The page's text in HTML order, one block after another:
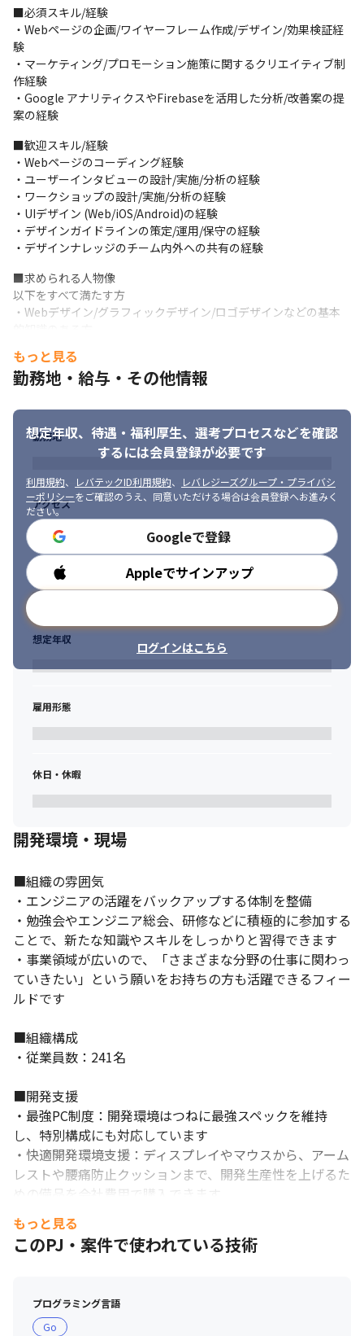
制度など、働きやすく、社員同士が活発にコミュニケーションを
図れる環境が整っています
■必須スキル/経験
・Webページの企画/ワイヤーフレーム作成/デザイン/効果検証経
験
・マーケティング/プロモーション施策に関するクリエイティブ制
作経験
・Google アナリティクスやFirebaseを活用した分析/改善案の提
案の経験
■歓迎スキル/経験
・Webページのコーディング経験
・ユーザーインタビューの設計/実施/分析の経験
・ワークショップの設計/実施/分析の経験
・UIデザイン (Web/iOS/Android)の経験
・デザインガイドラインの策定/運用/保守の経験
・デザインナレッジのチーム内外への共有の経験
■求められる人物像
以下をすべて満たす方
・Webデザイン/グラフィックデザイン/ロゴデザインなどの基本
方
・自らが自社サービスのファンであり、その成長に情熱を込めら
・デザインのチカラで、サービスも会社も、もっと良くなるとい
う熱い気持ちがある方
・サービスを育てることを楽しみ、主体性を持って取り組める方
ジをシェアし、周りに良い影響を与える方
・本当の意味で「創る」ためには創って終わりではなく、むしろ
リリースしてからがスタートだと思っている方
さらに、以下のいずれかを満たす方
・エンジニアリングに関する基本的な理解のある方
・Human Interface Guidelinesなどの基本的知識のある方
・会計に関する基本的な知識のある方
・プロトタイピングを活用した仮説検証ができる方
・大規模なWebサイト／アプリのデザインができる方
・ワークショップや会議でファシリテーションができる方
・UXライティングのスキルがある方
もっと見る
勤務地・給与・その他情報
想定年収、待遇・福利厚生、 選考プロセスなどを確認
するには会員登録が必要です
利用規約、 レバテックID利用規約、
レバレジーズグループ・プライバシ
ーポリシーをご確認のうえ、同意いただける場合は会員登録へお進みく
ださい。
Googleで登録
Appleでサインアップ
ログインはこちら
勤務地
アクセス
勤務時間
想定年収
雇用形態
休日・休暇
開発環境・現場
■組織の雰囲気
・エンジニアの活躍をバックアップする体制を整備
・勉強会やエンジニア総会、研修などに積極的に参加する
ことで、新たな知識やスキルをしっかりと習得できます
・事業領域が広いので、「さまざまな分野の仕事に関わっ
ていきたい」という願いをお持ちの方も活躍できるフィー
ルドです
■組織構成
・従業員数：241名
■開発支援
・最強PC制度：開発環境はつねに最強スペックを維持
し、特別構成にも対応しています
・快適開発環境支援：ディスプレイやマウスから、アーム
レストや腰痛防止クッションまで、開発生産性を上げるた
めの備品を会社費用で購入できます
・MF図書館：技術書から経営本まで、貸し出し自由の図
書館制度があり、欲しい本は会社費用で購入できます
・リファラルドリブン：採用会食費を会社が負担し、リフ
ど、国内外のカンファレンスへの参加を会社が負担します
もっと見る
このPJ・案件で使われている技術
プログラミング言語
Go